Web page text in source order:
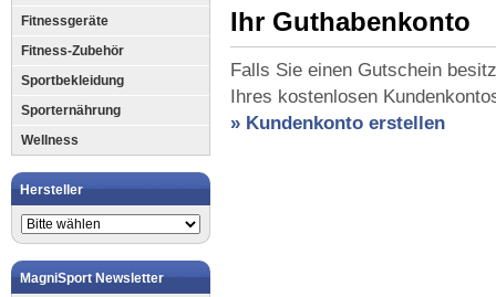
Fitnessgeräte
Fitness-Zubehör
Sportbekleidung
Sporternährung
Wellness
Hersteller
MagniSport Newsletter
Ihr Guthabenkonto
Falls Sie einen Gutschein
Ihres kostenlosen
» Kundenkonto erstellen